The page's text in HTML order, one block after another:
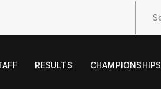
RESULTS CHAMPIONSHIPS